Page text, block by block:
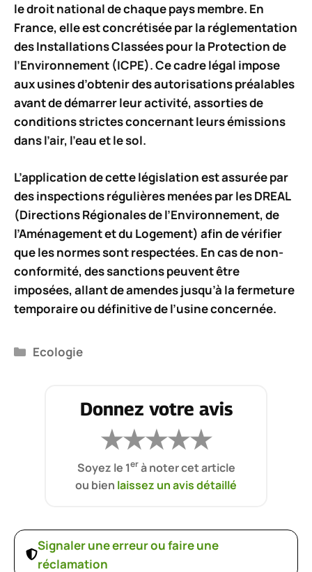
le droit national de chaque pays membre. En
France, elle est concrétisée par la réglementation
desInstallations Classées pour la Protection de
l’Environnement (ICPE). Ce cadre légal impose
aux usines d’obtenir des autorisations préalables
avant de démarrer leur activité, assorties de
conditions strictes concernant leurs émissions
dans l’air, l’eau et le sol.
L’applicationde cette législation est assurée par
des inspections régulières menées par les DREAL
(Directions Régionales de l’Environnement, de
l’Aménagement et du Logement) afin de vérifier
que les normes sont respectées. En cas de non-
conformité, des sanctions peuvent être
imposées, allant deamendes jusqu’à la fermeture
temporaire ou définitivede l’usine concernée.
Catégories
Ecologie
Donnez votre avis
★★★★★
Soyez le 1erà noter cet article
ou bien laissez un avis détaillé
Signaler une erreur ou faire une
réclamation